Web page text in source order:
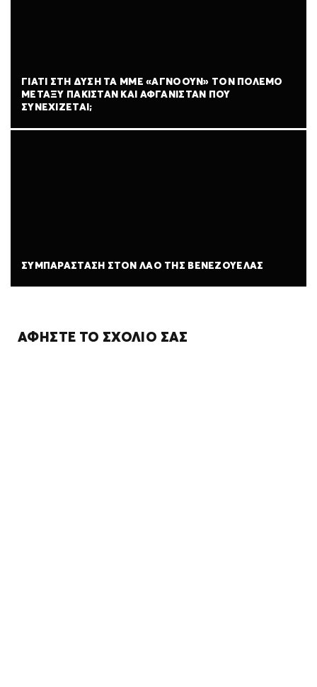
ΓΙΑΤΊ ΣΤΗ ΔΎΣΗ ΤΑ ΜΜΕ «ΑΓΝΟΟΎΝ» ΤΟΝ ΠΌΛΕΜΟ
ΜΕΤΑΞΎ ΠΑΚΙΣΤΆΝ ΚΑΙ ΑΦΓΑΝΙΣΤΆΝ ΠΟΥ
ΣΥΝΕΧΊΖΕΤΑΙ;
ΣΥΜΠΑΡΆΣΤΑΣΗ ΣΤΟΝ ΛΑΌ ΤΗΣ ΒΕΝΕΖΟΥΈΛΑΣ
ΑΦΉΣΤΕ ΤΟ ΣΧΌΛΙΌ ΣΑΣ